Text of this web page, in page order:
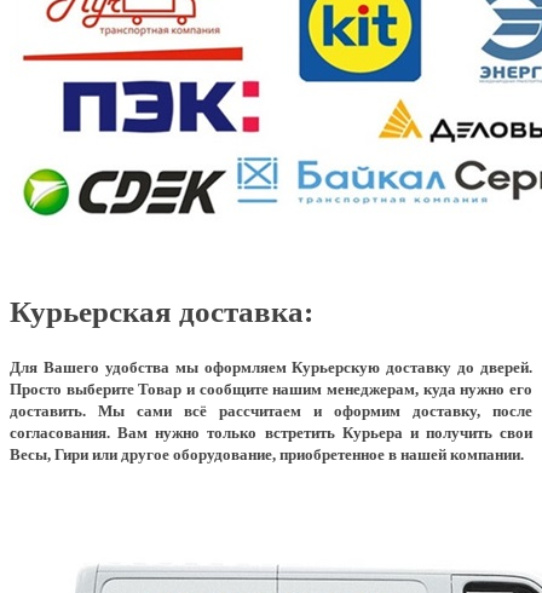
Курьерская доставка:
Для Вашего удобства мы оформляем Курьерскую доставку до дверей.
Просто выберите Товар и сообщите нашим менеджерам, куда нужно его
доставить. Мы сами всё рассчитаем и оформим доставку, после
согласования. Вам нужно только встретить Курьера и получить свои
Весы, Гири или другое оборудование, приобретенное в нашей компании.